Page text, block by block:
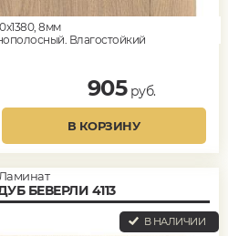
8мм
Влагостойкий
905руб.
В КОРЗИНУ
БЕВЕРЛИ 4113
В НАЛИЧИИ